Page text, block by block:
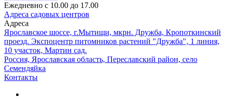
Ежедневно с 10.00 до 17.00
Адреса садовых центров
Адреса
Ярославское шоссе, г.Мытищи, мкрн. Дружба, Кропоткинский
проезд. Экспоцентр питомников растений "Дружба", 1 линия,
10 участок, Мартин сад.
Россия, Ярославская область, Переславский район, село
Семендяйка
Контакты